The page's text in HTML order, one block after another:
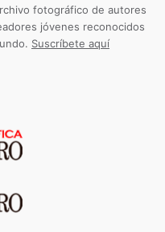
fotográfico de autores
jóvenes reconocidos
Suscríbete aquí